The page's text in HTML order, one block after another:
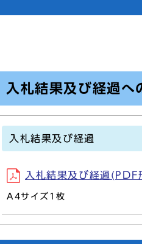
入札結果及び経過へ
入札結果及び経過
入札結果及び経過
A4サイズ1枚